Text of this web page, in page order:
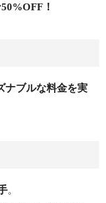
！
ナブルな料金を実
。